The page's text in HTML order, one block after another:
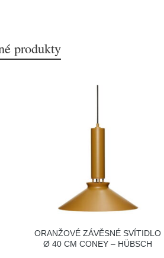
produkty
ORANŽOVÉ ZÁVĚSNÉ SVÍTIDLO
Ø 40 CM CONEY – HÜBSCH